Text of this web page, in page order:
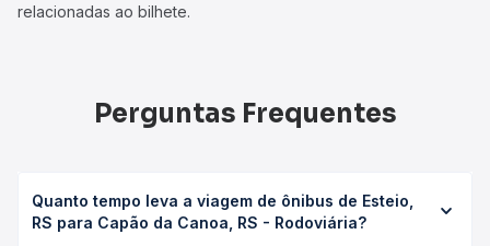
relacionadas ao bilhete.
Perguntas Frequentes
Quanto tempo leva a viagem de ônibus de Esteio,
RS para Capão da Canoa, RS - Rodoviária?